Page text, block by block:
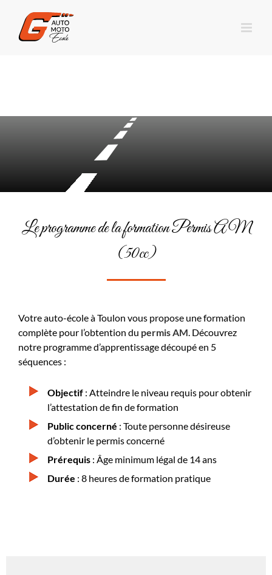
Le programme de la formation Permis AM
(50cc)
Votre auto-école à Toulon vous propose une formation
complète pour l’obtention du permis AM . Découvrez
notre programme d’apprentissage découpé en 5
séquences :
Objectif : Atteindre le niveau requis pour obtenir
l’attestation de fin de formation
Public concerné : Toute personne désireuse
d’obtenir le permis concerné
Prérequis : Âge minimum légal de 14 ans
Durée : 8 heures de formation pratique